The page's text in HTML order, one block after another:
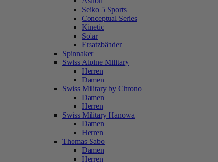
Seiko 5 Sports
Conceptual Series
Kinetic
Solar
Ersatzbänder
Spinnaker
Swiss Alpine Military
Herren
Damen
Swiss Military by Chrono
Damen
Herren
Swiss Military Hanowa
Damen
Herren
Thomas Sabo
Damen
Herren